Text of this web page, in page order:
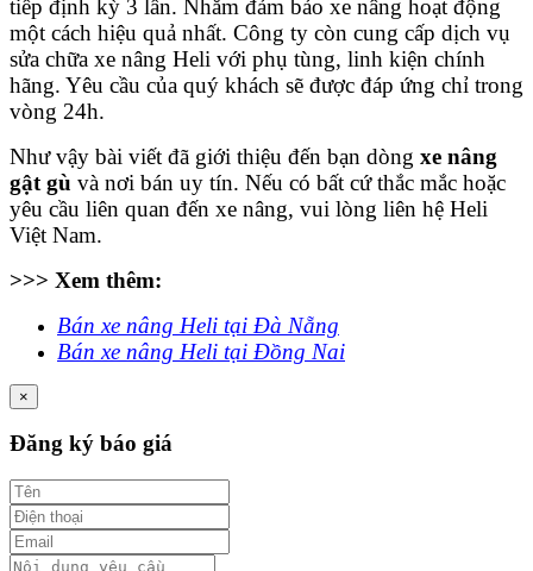
tiếp định kỳ 3 lần. Nhằm đảm bảo xe nâng hoạt động
một cách hiệu quả nhất. Công ty còn cung cấp dịch vụ
sửa chữa xe nâng Heli với phụ tùng, linh kiện chính
hãng. Yêu cầu của quý khách sẽ được đáp ứng chỉ trong
vòng 24h.
Như vậy bài viết đã giới thiệu đến bạn dòng xe nâng
gật gù và nơi bán uy tín. Nếu có bất cứ thắc mắc hoặc
yêu cầu liên quan đến xe nâng, vui lòng liên hệ Heli
Việt Nam.
>>> Xem thêm:
Bán xe nâng Heli tại Đà Nẵng
Bán xe nâng Heli tại Đồng Nai
×
Đăng ký báo giá